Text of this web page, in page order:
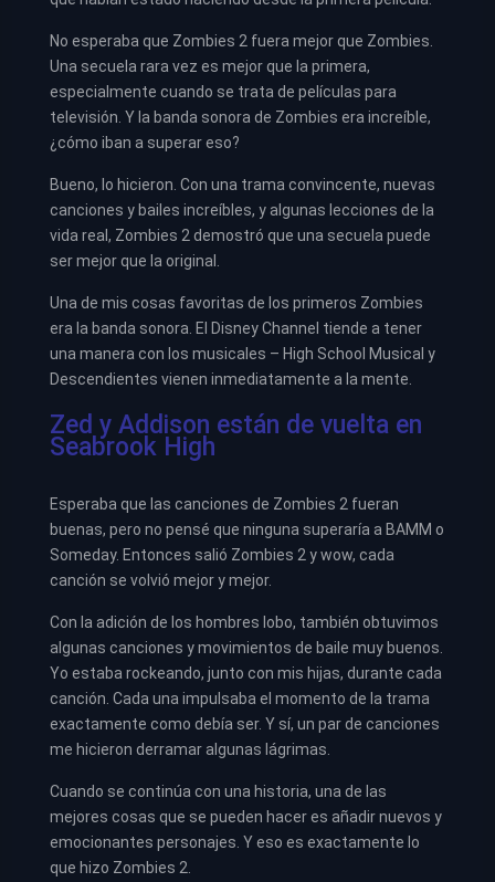
No esperaba que Zombies 2 fuera mejor que Zombies.
Una secuela rara vez es mejor que la primera,
especialmente cuando se trata de películas para
televisión. Y la banda sonora de Zombies era increíble,
¿cómo iban a superar eso?
Bueno, lo hicieron. Con una trama convincente, nuevas
canciones y bailes increíbles, y algunas lecciones de la
vida real, Zombies 2 demostró que una secuela puede
ser mejor que la original.
Una de mis cosas favoritas de los primeros Zombies
era la banda sonora. El Disney Channel tiende a tener
una manera con los musicales – High School Musical y
Descendientes vienen inmediatamente a la mente.
Zed y Addison están de vuelta en
Seabrook High
Esperaba que las canciones de Zombies 2 fueran
buenas, pero no pensé que ninguna superaría a BAMM o
Someday. Entonces salió Zombies 2 y wow, cada
canción se volvió mejor y mejor.
Con la adición de los hombres lobo, también obtuvimos
algunas canciones y movimientos de baile muy buenos.
Yo estaba rockeando, junto con mis hijas, durante cada
canción. Cada una impulsaba el momento de la trama
exactamente como debía ser. Y sí, un par de canciones
me hicieron derramar algunas lágrimas.
Cuando se continúa con una historia, una de las
mejores cosas que se pueden hacer es añadir nuevos y
emocionantes personajes. Y eso es exactamente lo
que hizo Zombies 2.